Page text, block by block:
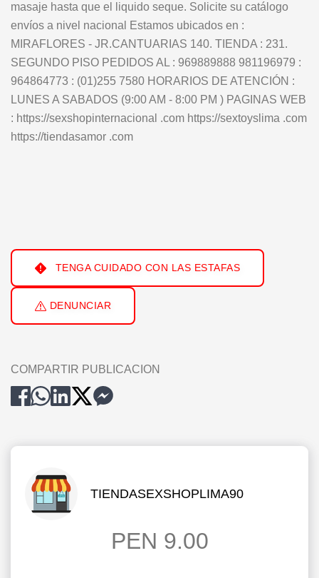
masaje hasta que el liquido seque. Solicite su catálogo
envíos a nivel nacional Estamos ubicados en :
MIRAFLORES - JR.CANTUARIAS 140. TIENDA : 231.
SEGUNDO PISO PEDIDOS AL : 969889888 981196979 :
964864773 : (01)255 7580 HORARIOS DE ATENCIÓN :
LUNES A SABADOS (9:00 AM - 8:00 PM ) PAGINAS WEB
: https://sexshopinternacional .com https://sextoyslima .com
https://tiendasamor .com
TENGA CUIDADO CON LAS ESTAFAS
DENUNCIAR
COMPARTIR PUBLICACION
TIENDASEXSHOPLIMA90
PEN 9.00